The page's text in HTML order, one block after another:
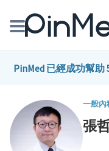
線上預約醫師、院所
醫師專欄專訪
健康主題館
PinMed 已經成功幫助
一般內
張